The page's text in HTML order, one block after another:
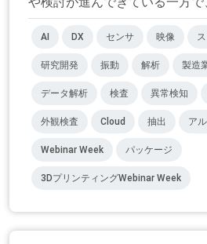
AI DX センサ 映像
研究開発 振動 解析 製造
データ解析 検査 異常検知
外観検査 Cloud 抽出 ア
Webinar Week パッケージ
3DプリンティングWebinar Week